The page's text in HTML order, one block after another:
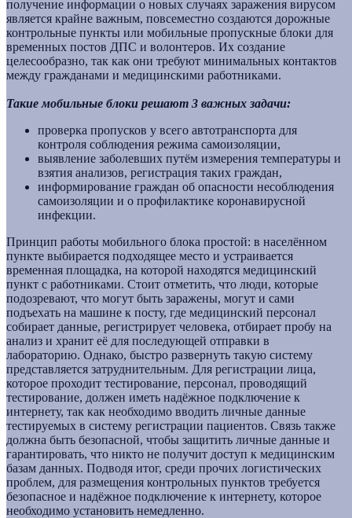
получение информации о новых случаях заражения вирусом
является крайне важным, повсеместно создаются дорожные
контрольные пункты или мобильные пропускные блоки для
временных постов ДПС и волонтеров. Их создание
целесообразно, так как они требуют минимальных контактов
между гражданами и медицинскими работниками.
Такие мобильные блоки решают 3 важных задачи:
проверка пропусков у всего автотранспорта для
контроля соблюдения режима самоизоляции,
выявление заболевших путём измерения температуры и
взятия анализов, регистрация таких граждан,
информирование граждан об опасности несоблюдения
самоизоляции и о профилактике коронавирусной
инфекции.
Принцип работы мобильного блока простой: в населённом
пункте выбирается подходящее место и устраивается
временная площадка, на которой находятся медицинский
пункт с работниками. Стоит отметить, что люди, которые
подозревают, что могут быть заражены, могут и сами
подъехать на машине к посту, где медицинский персонал
собирает данные, регистрирует человека, отбирает пробу на
анализ и хранит её для последующей отправки в
лабораторию. Однако, быстро развернуть такую систему
представляется затруднительным. Для регистрации лица,
которое проходит тестирование, персонал, проводящий
тестирование, должен иметь надёжное подключение к
интернету, так как необходимо вводить личные данные
тестируемых в систему регистрации пациентов. Связь также
должна быть безопасной, чтобы защитить личные данные и
гарантировать, что никто не получит доступ к медицинским
базам данных. Подводя итог, среди прочих логистических
проблем, для размещения контрольных пунктов требуется
безопасное и надёжное подключение к интернету, которое
необходимо установить немедленно.